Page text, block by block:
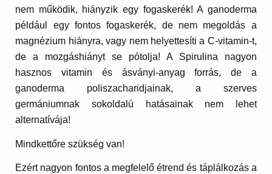
nem működik, hiányzik egy fogaskerék! A ganoderma
például egy fontos fogaskerék, de nem megoldás a
magnézium hiányra, vagy nem helyettesíti a C-vitamin-t,
de a mozgáshiányt se pótolja! A Spirulina nagyon
hasznos vitamin és ásványi-anyag forrás, de a
ganoderma poliszacharidjainak, a szerves
germániumnak sokoldalú hatásainak nem lehet
alternatívája!
Mindkettőre szükség van!
Ezért nagyon fontos a megfelelő étrend és táplálkozás a